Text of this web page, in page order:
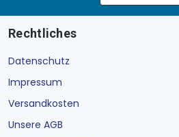
Rechtliches
Datenschutz
Impressum
Versandkosten
Unsere AGB